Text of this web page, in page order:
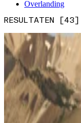
Overlanding
RESULTATEN [43]